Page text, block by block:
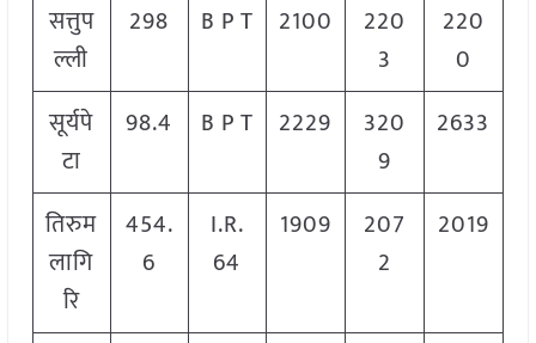
सत्तुप
ल्ली
298 B P T 2100
220
3
220
0
सूर्यपे
टा
98.4 B P T 2229
320
9
2633
तिरुम
लागि
रि
454.
6
I.R.
64
1909
207
2
2019